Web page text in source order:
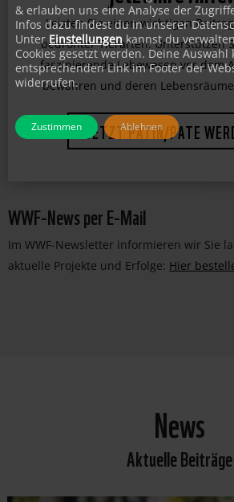
jetzt Ihre
Leisten Sie einen wichtigen
bedrohter Tierarten. Unterstützen
faszinierende Lebewesen vor dem
bewahren und deren
JETZT PATIN/PATE
WWF-News per E-Mail
Im WWF-Newsletter informieren wir Sie
aktuelle Projekte und Erfolge: Hier
News
Aktuelle Beiträge
& erlauben uns eine Analyse der
Infos dazu findest du in unserer
Unter Einstellungen kannst du
Cookies gesetzt werden. Deine
entsprechenden Link im Footer der
widerrufen.
Zustimmen Ablehnen